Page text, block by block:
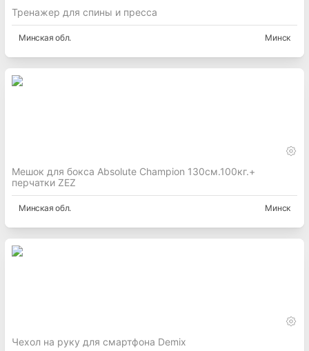
Тренажер для спины и пресса
Минская обл. Минск
Мешок для бокса Absolute Champion 130см.100кг.+
перчатки ZEZ
Минская обл. Минск
Чехол на руку для смартфона Demix